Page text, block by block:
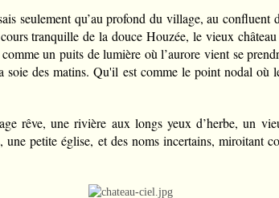
seulement qu’au profond du village, au confluent
tranquille de la douce Houzée, le vieux
un puits de lumière où l’aurore vient se
des matins. Qu'il est comme le point nodal où
rêve, une rivière aux longs yeux d’herbe, un
une petite église, et des noms incertains, miroitant